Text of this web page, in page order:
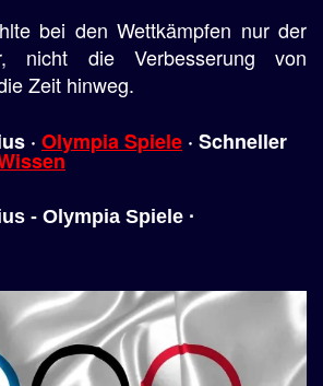
bei den Wettkämpfen nur der
nicht die Verbesserung von
Zeit hinweg.
· Olympia Spiele · Schneller
- Olympia Spiele ·